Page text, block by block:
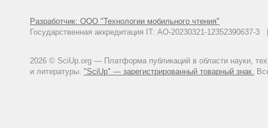
Разработчик: ООО "Технологии мобильного чтения"
Государственная аккредитация IT: АО-20230321-
2026 © SciUp.org — Платформа публикаций в области науки,
и литературы. "SciUp" — зарегистрированный товарный знак.